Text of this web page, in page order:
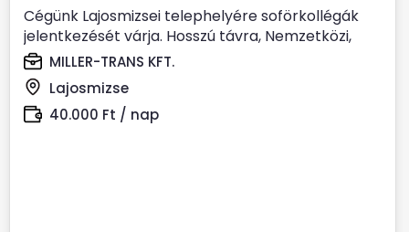
Cégünk Lajosmizsei telephelyére soförkollégák
jelentkezését várja. Hosszú távra, Nemzetközi,
Ponyvás...
MILLER-TRANS KFT.
Lajosmizse
40.000 Ft / nap